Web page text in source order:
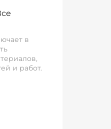
в
и работ.